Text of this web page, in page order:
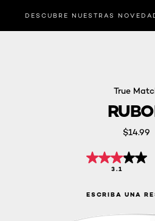
DESCUBRE NUESTRAS
True
$14.99
3.1
ESCRIBA UNA